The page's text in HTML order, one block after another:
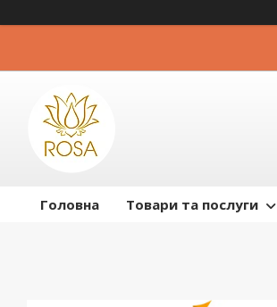
Головна Товари та послуги